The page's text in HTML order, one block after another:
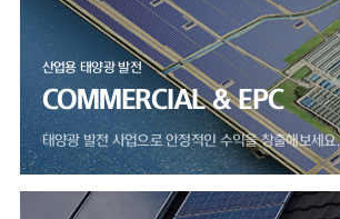
산업용 태양광 발전
COMMERCIAL & EPC
태양광 발전 사업으로 안정적인 수익을 창출해보세요.